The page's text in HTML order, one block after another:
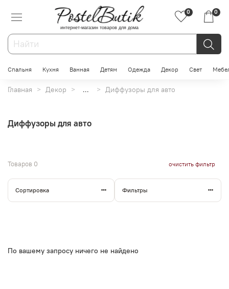
интернет-магазин товаров для дома
0 0
Спальня Кухня Ванная Детям Одежда Декор Свет
Главная Декор ... Диффузоры для авто
Диффузоры для авто
Товаров 0 очистить фильтр
Сортировка Фильтры
По вашему запросу ничего не найдено